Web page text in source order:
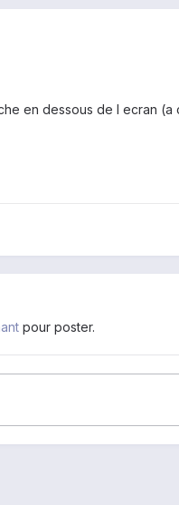
en dessous de l ecran
pour poster.